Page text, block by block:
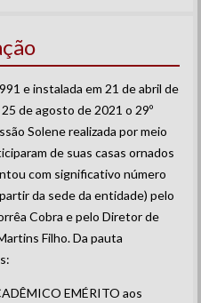
e instalada em 21 de abril de
de agosto de 2021 o 29º
Solene realizada por meio
de suas casas ornados
com significativo número
da sede da entidade) pelo
Cobra e pelo Diretor de
Filho. Da pauta
EMÉRITO aos